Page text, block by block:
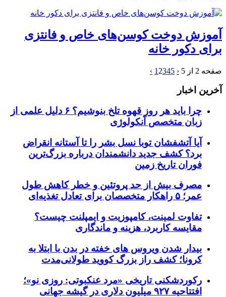
آموزش دوخت کوسن‌های خاص و فانتزی
برای دکور خانه
صفحه 2 از 5 ‹
1 2345
›
آخرین اخبار
چرا باید هر روز قهوه تلخ بنوشیم؟ ۶ دلیل علمی از
زبان متخصص آنکولوژی
آیا آتشفشان توبا نسل بشر را تا آستانه انقراض
برد؟ کشف جدید دانشمندان درباره بزرگ‌ترین
فوران تاریخ زمین
مصرف بیش از حد پروتئین و خطر کاهش طول
عمر؛ ۵ راهکار متخصصان برای تعادل تغذیه‌ای
تفاوت لمینت، کامپوزیت و ایمپلنت چیست؟
مقایسه کاربرد، هزینه و ماندگاری
بیدار شدن ویروس‌ های خفته در بدن با ابتلا به
کرونا؛ کشف راز بزرگ کووید طولانی‌مدت
رکوردشکنی تاریخی «مرد عنکبوتی: روزی نو»؛
افتتاحیه ۹۲۷ میلیون دلاری در گیشه جهانی